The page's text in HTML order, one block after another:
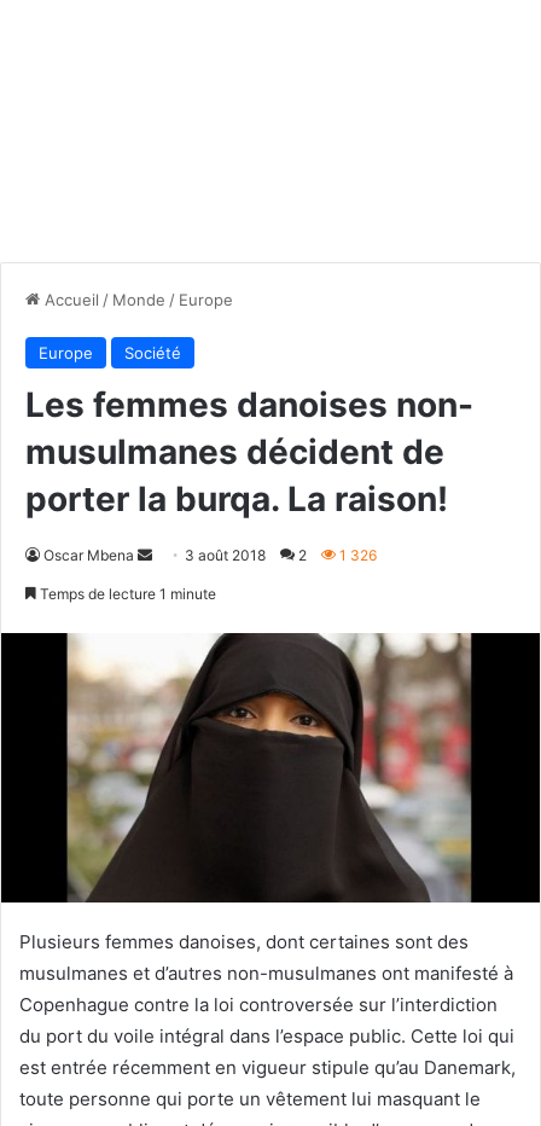
Accueil / Monde / Europe
Europe Société
Les femmes danoises non-
musulmanes décident de
porter la burqa. La raison!
Oscar Mbena
Envoyer3 août 2018 2 1 326
Temps de lecture 1 minute
Plusieurs femmes danoises, dont certaines sont des
musulmanes et d’autres non-musulmanes ont manifesté à
Copenhague contre la loi controversée sur l’interdiction
du port du voile intégral dans l’espace public. Cette loi qui
est entrée récemment en vigueur stipule qu’au Danemark,
toute personne qui porte un vêtement lui masquant le